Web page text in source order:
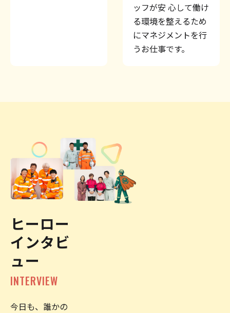
ッフが安 心して働け
る環境を整えるため
にマネジメントを行
うお仕事です。
ヒーロー
インタビ
ュー
INTERVIEW
今日も、誰かの